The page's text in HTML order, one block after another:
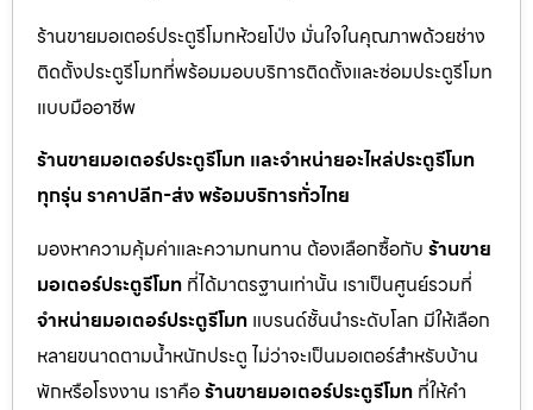
ร้านขายมอเตอร์ประตูรีโมทห้วยโป่ง มั่นใจในคุณภาพด้วยช่าง
ติดตั้งประตูรีโมทที่พร้อมมอบบริการติดตั้งและซ่อมประตูรีโมท
แบบมืออาชีพ
ร้านขายมอเตอร์ประตูรีโมท และจำหน่ายอะไหล่ประตูรีโมท
ทุกรุ่น ราคาปลีก-ส่ง พร้อมบริการทั่วไทย
มองหาความคุ้มค่าและความทนทาน ต้องเลือกซื้อกับ ร้านขาย
มอเตอร์ประตูรีโมท ที่ได้มาตรฐานเท่านั้น เราเป็นศูนย์รวมที่
จำหน่ายมอเตอร์ประตูรีโมท แบรนด์ชั้นนำระดับโลก มีให้เลือก
หลายขนาดตามน้ำหนักประตู ไม่ว่าจะเป็นมอเตอร์สำหรับบ้าน
พักหรือโรงงาน เราคือร้านขายมอเตอร์ประตูรีโมท ที่ให้คำ